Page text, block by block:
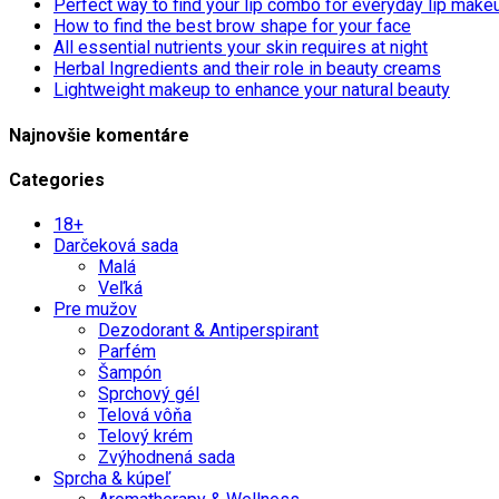
Perfect way to find your lip combo for everyday lip
How to find the best brow shape for your face
All essential nutrients your skin requires at night
Herbal Ingredients and their role in beauty creams
Lightweight makeup to enhance your natural beauty
Najnovšie komentáre
Categories
18+
Darčeková sada
Malá
Veľká
Pre mužov
Dezodorant & Antiperspirant
Parfém
Šampón
Sprchový gél
Telová vôňa
Telový krém
Zvýhodnená sada
Sprcha & kúpeľ